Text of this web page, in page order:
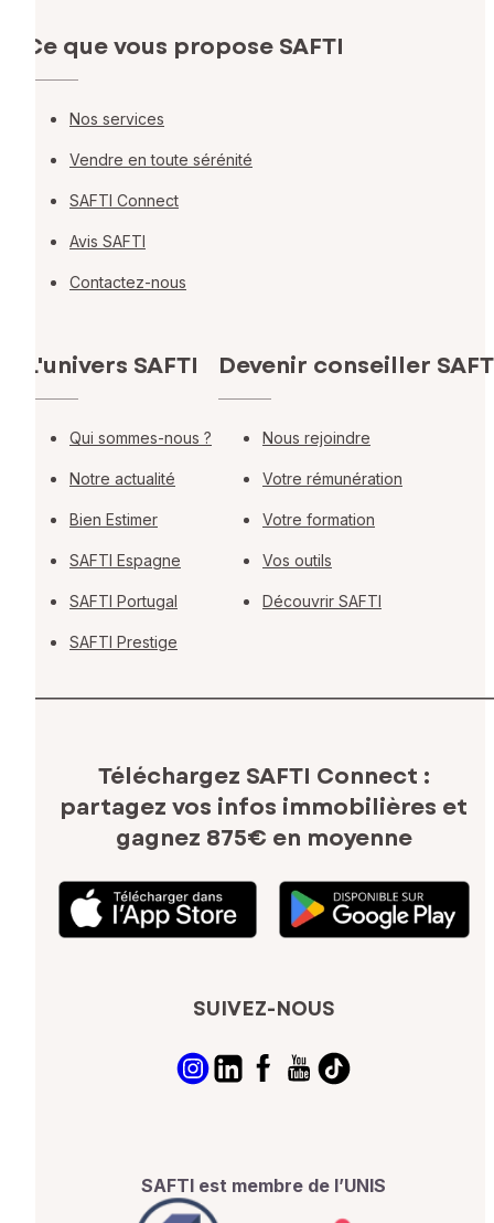
Ce que vous propose SAFTI
Nos services
Vendre en toute sérénité
SAFTI Connect
Avis SAFTI
Contactez-nous
L'univers SAFTI
Qui sommes-nous ?
Notre actualité
Bien Estimer
SAFTI Espagne
SAFTI Portugal
SAFTI Prestige
Devenir conseiller
Nous rejoindre
Votre rémunération
Votre formation
Vos outils
Découvrir SAFTI
Téléchargez SAFTI Connect :
partagez vos infos immobilières et
gagnez 875€ en moyenne
SUIVEZ-NOUS
SAFTI est membre de l’UNIS